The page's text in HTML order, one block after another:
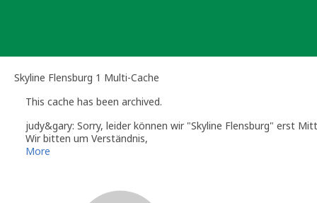
Skyline Flensburg 1 Multi-Cache
This cache has been archived.
judy&gary: Sorry, leider können wir "Skyline Flensburg" erst
Wir bitten um Verständnis,
judy&gary
More